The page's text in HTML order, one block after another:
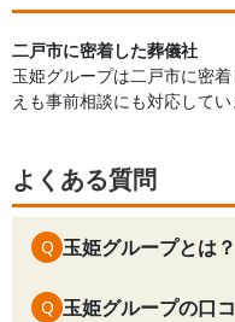
二戸市に密着した葬儀社
玉姫グループは二戸市に密
えも事前相談にも対応してい
よくある質問
Q 玉姫グループとは？
Q 玉姫グループの口